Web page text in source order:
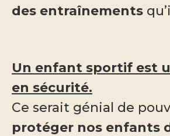
des entraînements
Un enfant sportif est
en sécurité.
Ce serait génial de
protéger nos enfants